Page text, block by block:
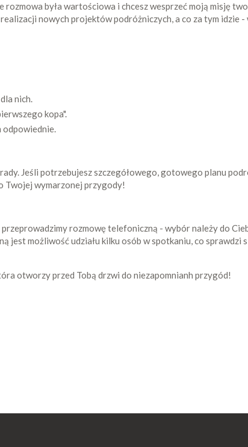
rozmowa była wartościowa i chcesz wesprzeć moją misję
nowych projektów podróżniczych, a co za tym idzie
nich.
kopa".
odpowiednie.
Jeśli potrzebujesz szczegółowego, gotowego planu
Twojej wymarzonej przygody!
rozmowę telefoniczną - wybór należy do
jest możliwość udziału kilku osób w spotkaniu, co
otworzy przed Tobą drzwi do niezapomnianh przygód!